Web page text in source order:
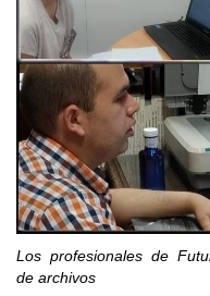
Los profesionales de
de archivos